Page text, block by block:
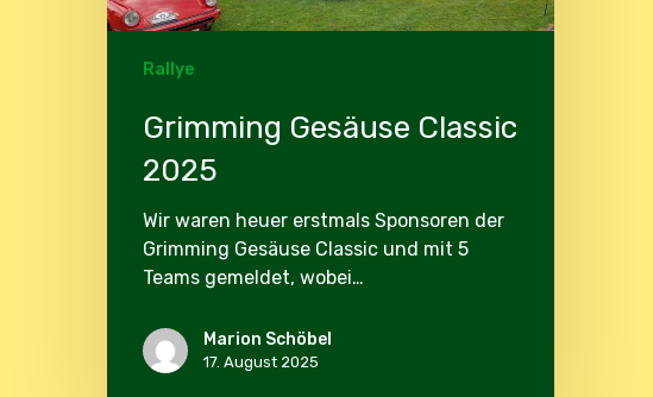
Rallye
Grimming Gesäuse Classic
2025
Wir waren heuer erstmals Sponsoren der
Grimming Gesäuse Classic und mit 5
Teams gemeldet, wobei…
Marion Schöbel
17. August 2025